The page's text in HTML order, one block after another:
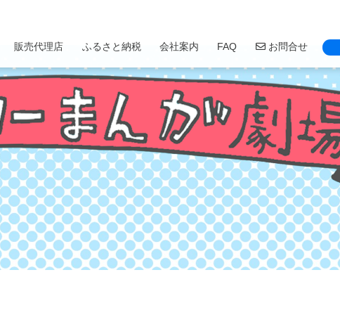
販売代理店 ふるさと納税 会社案内 FAQ お問合せ